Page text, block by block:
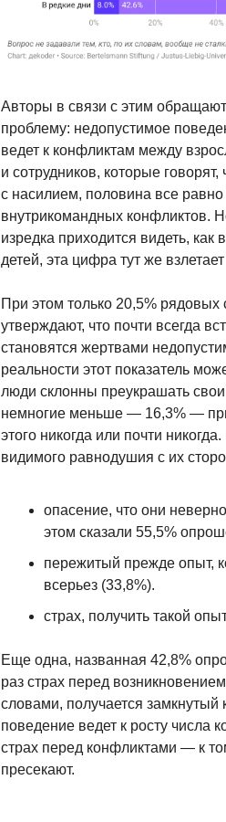
Авторы в связи с этим
проблему: недопустимое
ведет к конфликтам между
и сотрудников, которые
с насилием, половина все
внутрикомандных конфликтов.
изредка приходится видеть,
детей, эта цифра тут же
При этом только 20,5% рядовых
утверждают, что почти всегда
становятся жертвами
реальности этот показатель
люди склонны преукрашать
немногие меньше — 16,3% —
этого никогда или почти
видимого равнодушия с их
опасение, что они
этом сказали 55,5%
пережитый прежде опыт,
всерьез (33,8%).
­страх, получить такой
Еще одна, названная 42,8%
раз страх перед
словами, получается замкнутый
поведение ведет к росту числа
страх перед конфликтами — к
пресекают.